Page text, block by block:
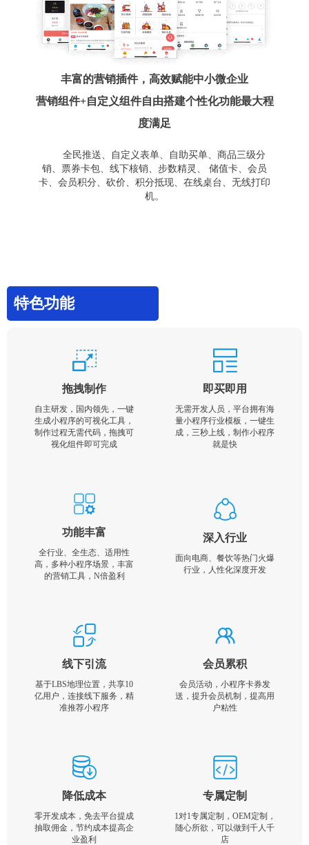
丰富的营销插件，高效赋能中小微企业
营销组件+自定义组件自由搭建个性化功能最大程
度满足
全民推送、自定义表单、自助买单、商品三级分
销、票券卡包、线下核销、步数精灵、 储值卡、会员
卡、会员积分、砍价、积分抵现、在线桌台、无线打印
机。
特色功能
拖拽制作
自主研发，国内领先，一键
生成小程序的可视化工具，
制作过程无需代码，拖拽可
视化组件即可完成
即买即用
无需开发人员，平台拥有海
量小程序行业模板，一键生
成，三秒上线，制作小程序
就是快
功能丰富
全行业、全生态、适用性
高，多种小程序场景，丰富
的营销工具，N倍盈利
深入行业
面向电商、餐饮等热门火爆
行业，人性化深度开发
线下引流
基于LBS地理位置，共享10
亿用户，连接线下服务，精
准推荐小程序
会员累积
会员活动，小程序卡券发
送，提升会员机制，提高用
户粘性
降低成本
零开发成本，免去平台提成
抽取佣金，节约成本提高企
业盈利
专属定制
1对1专属定制，OEM定制，
随心所欲，可以做到千人千
店